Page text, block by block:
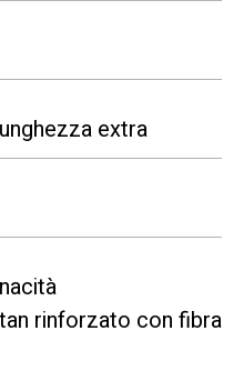
extra
rinforzato con fibra